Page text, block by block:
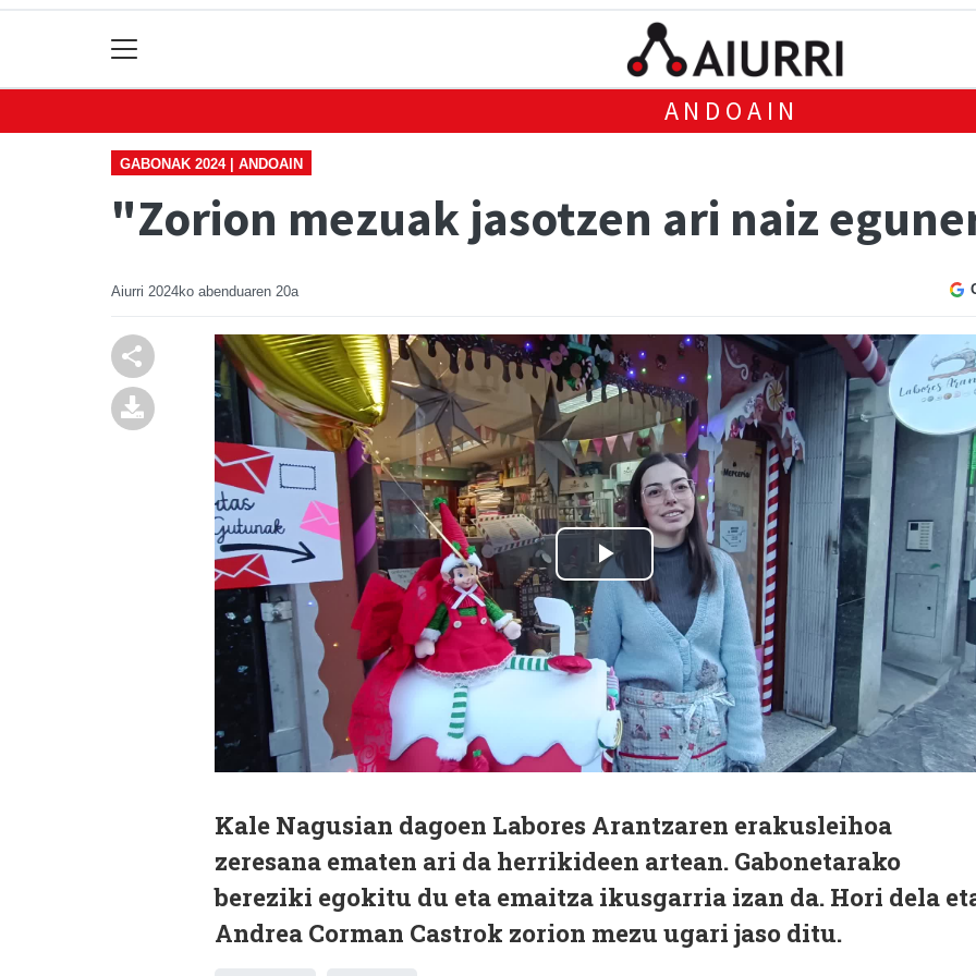
ANDOAIN
GABONAK 2024 | ANDOAIN
"Zorion mezuak jasotzen ari naiz
Aiurri 2024ko abenduaren 20a
Kale Nagusian dagoen Labores Arantzaren erakusleihoa
zeresana ematen ari da herrikideen artean. Gabonetarako
bereziki egokitu du eta emaitza ikusgarria izan da. Hori dela
Andrea Corman Castrok zorion mezu ugari jaso ditu.